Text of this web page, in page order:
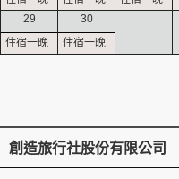
29 30
創造旅行社股份有限公司